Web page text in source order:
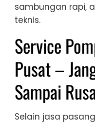
sambungan rapi,
teknis.
Service
Pusat –
Sampai
Selain jasa